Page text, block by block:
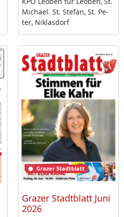
Mi­cha­el. St. Ste­fan, St. Pe­
ter, Niklas­dorf
Grazer Stadtblatt
Grazer Stadtblatt Juni
2026